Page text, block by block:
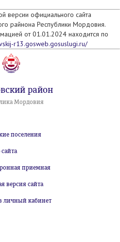
версии официального сайта
райнона Республики Мордовия.
от 01.01.2024 находится по
r13.gosweb.gosuslugi.ru/
район
Мордовия
поселения
приемная
версия сайта
личный кабинет